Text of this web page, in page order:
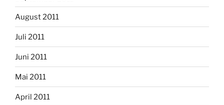
August 2011
Juli 2011
Juni 2011
Mai 2011
April 2011